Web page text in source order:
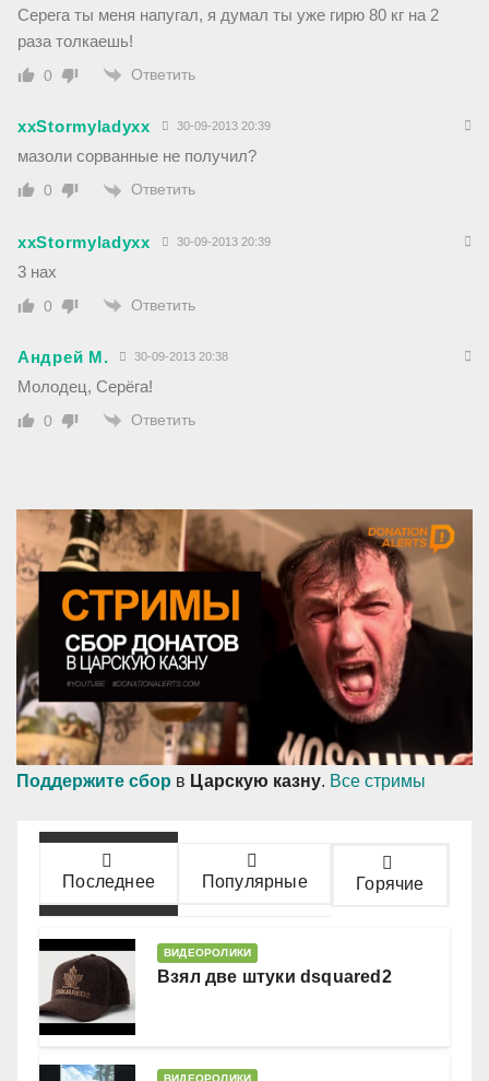
Серега ты меня напугал, я думал ты уже гирю 80 кг на 2
раза толкаешь!
0 Ответить
xxStormyladyxx 30-09-2013 20:39
мазоли сорванные не получил?
0 Ответить
xxStormyladyxx 30-09-2013 20:39
3 нах
0 Ответить
Андрей М. 30-09-2013 20:38
Молодец, Серёга!
0 Ответить
Поддержите сбор в Царскую казну. Все стримы
Последнее Популярные Горячие
ВИДЕОРОЛИКИ
Взял две штуки dsquared2
ВИДЕОРОЛИКИ